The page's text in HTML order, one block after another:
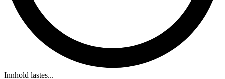
Innhold lastes...